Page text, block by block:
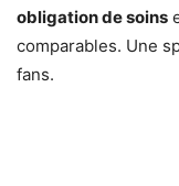
obligation de soins
comparables. Une
fans.